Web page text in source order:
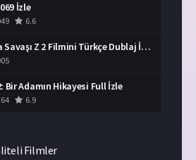
İzle
6.6
Dünya Savaşı Z 2 Filmini Türkçe Dublaj İzle
Bir Adamın Hikayesi Full İzle
6.9
Filmler